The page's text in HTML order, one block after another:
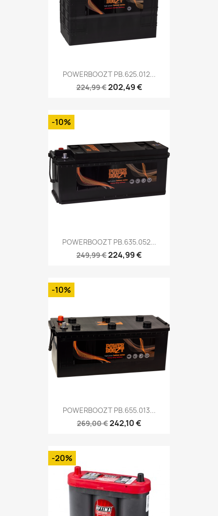
POWERBOOZT PB.625.012...
224,99 €202,49 €
POWERBOOZT PB.635.052...
249,99 €224,99 €
-10%
POWERBOOZT PB.655.013...
269,00 €242,10 €
-10%
-20%